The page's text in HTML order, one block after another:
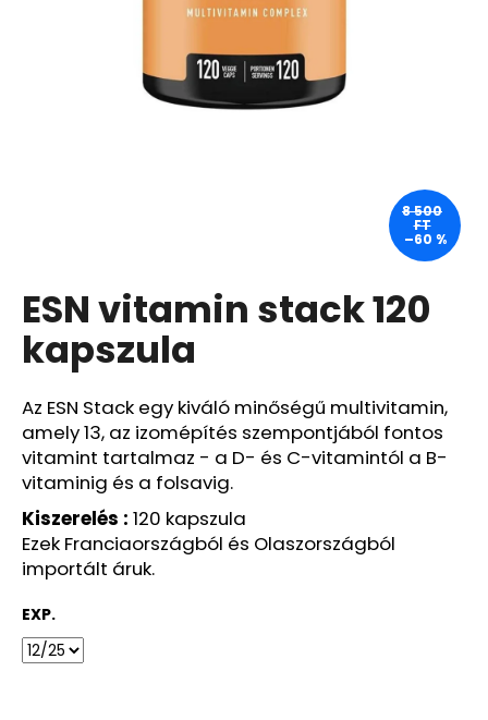
ESN vitamin stack 120
kapszula
Az ESN Stack egy kiváló minőségű multivitamin,
amely 13, az izomépítés szempontjából fontos
vitamint tartalmaz - a D- és C-vitamintól a B-
vitaminig és a folsavig.
Kiszerelés : 120 kapszula
Ezek Franciaországból és Olaszországból
importált áruk.
EXP.
8 500
FT
–60 %
PASTA
DEL
CAPITANO
FEHÉRÍTŐ
FOGKRÉM
75
ML
1
170
Ft
Korábbi:
1
680
Ft